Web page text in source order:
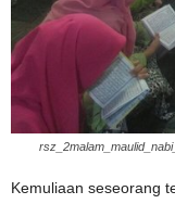
Kemuliaan seseorang